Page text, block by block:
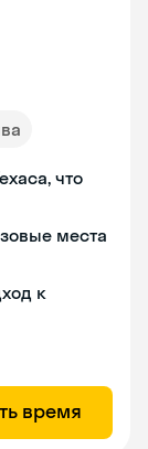
что
места
к
время